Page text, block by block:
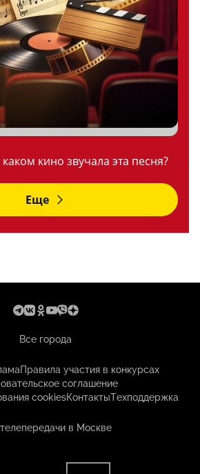
кино звучала эта песня?
Еще
Все города
Правила участия в конкурсах
соглашение
cookiesКонтактыТехподдержка
в Москве